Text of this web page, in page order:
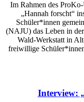
Im Rahmen des
„Hannah forscht“
Schüler*innen
(NAJU) das Leben in
Wald-Werkstatt in
freiwillige
Interview: